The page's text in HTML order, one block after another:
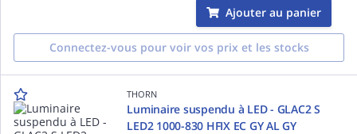
Ajouter au panier
Connectez-vous pour voir vos prix et les stocks
THORN
Luminaire suspendu à LED - GLAC2 S
LED2 1000-830 HFIX EC GY AL GY